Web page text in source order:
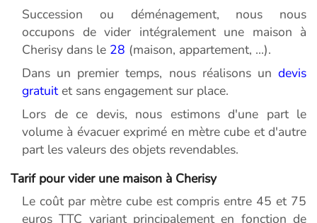
Succession ou déménagement, nous nous
occupons de vider intégralement une maison à
Cherisy dans le 28 (maison, appartement, ...).
Dans un premier temps, nous réalisons un devis
gratuitet sans engagement sur place.
Lors de ce devis, nous estimons d'une part le
volume à évacuer exprimé en mètre cube et d'autre
part les valeurs des objets revendables.
Tarif pour vider une maison à Cherisy
Le coût par mètre cube est compris entre 45 et 75
euros TTC variant principalement en fonction de